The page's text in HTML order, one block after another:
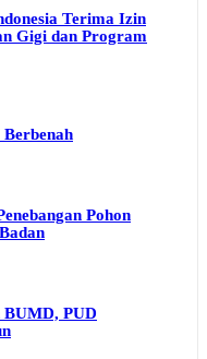
Terima Izin
Gigi dan Program
Pohon
PUD